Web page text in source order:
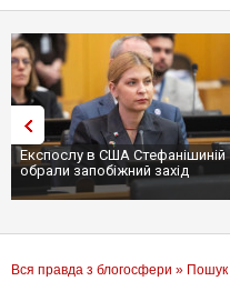
Експослу в США Стефанішиній
обрали запобіжний захід
Вся правда з блогосфери » Пошук